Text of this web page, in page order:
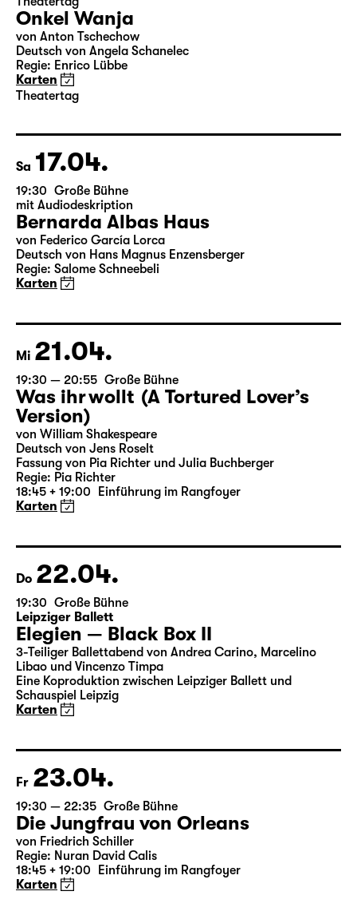
Do 15.04.
19:30 Große Bühne
Theatertag
Onkel Wanja
von Anton Tschechow
Karten
Theatertag
Sa 17.04.
19:30 Große Bühne
mit Audiodeskription
Bernarda Albas Haus
Regie: Salome Schneebeli
Karten
Mi 21.04.
19:30 — 20:55 Große Bühne
Was ihr wollt (A Tortured Lover’s
Version)
von William Shakespeare
Deutsch von Jens Roselt
18:45 + 19:00 Einführung im Rangfoyer
Karten
Do 22.04.
19:30 Große Bühne
Leipziger Ballett
Elegien — Black Box II
3-Teiliger Ballettabend von Andrea Carino, Marcelino
Schauspiel Leipzig
Karten
Fr 23.04.
19:30 — 22:35 Große Bühne
Die Jungfrau von Orleans